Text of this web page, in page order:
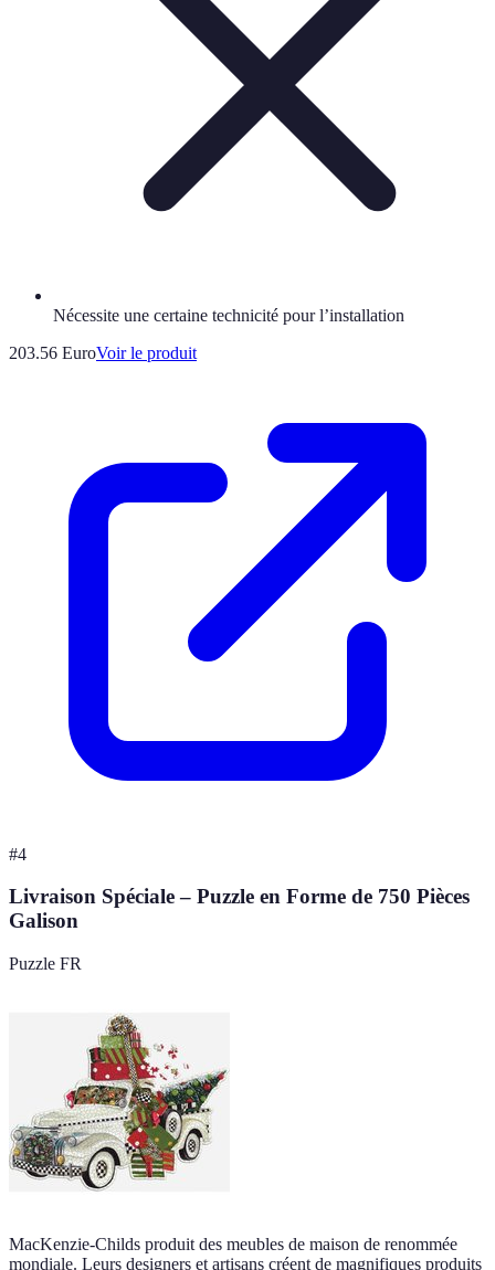
Nécessite une certaine technicité pour l’installation
203.56 EuroVoir le produit
#4
Livraison Spéciale – Puzzle en Forme de 750 Pièces
Galison
Puzzle FR
MacKenzie-Childs produit des meubles de maison de renommée
mondiale. Leurs designers et artisans créent de magnifiques produits